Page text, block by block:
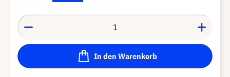
In den Warenkorb